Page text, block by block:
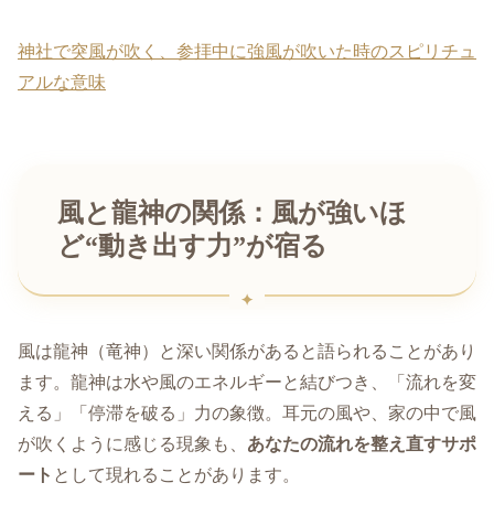
神社で突風が吹く、参拝中に強風が吹いた時のスピリチュ
アルな意味
風と龍神の関係：風が強いほ
ど“動き出す力”が宿る
風は龍神（竜神）と深い関係があると語られることがあり
ます。龍神は水や風のエネルギーと結びつき、「流れを変
える」「停滞を破る」力の象徴。耳元の風や、家の中で風
が吹くように感じる現象も、 あなたの流れを整え直すサポ
ート として現れることがあります。